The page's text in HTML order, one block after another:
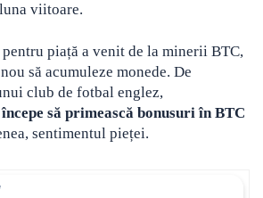
viitoare.
piață a venit de la minerii BTC,
să acumuleze monede. De
club de fotbal englez,
să primească bonusuri în BTC
sentimentul pieței.